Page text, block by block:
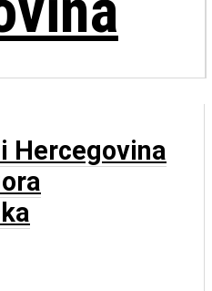
Hercegovina